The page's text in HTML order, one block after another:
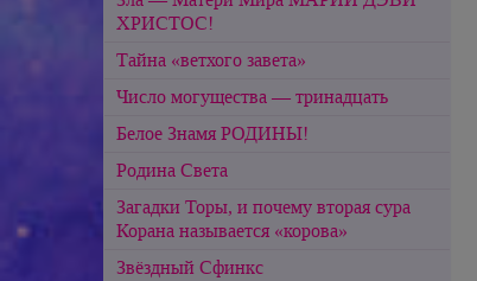
ХРИСТОС!
Тайна «ветхого завета»
Число могущества — тринадцать
Белое Знамя РОДИНЫ!
Родина Света
Загадки Торы, и почему вторая сура
Корана называется «корова»
Звёздный Сфинкс